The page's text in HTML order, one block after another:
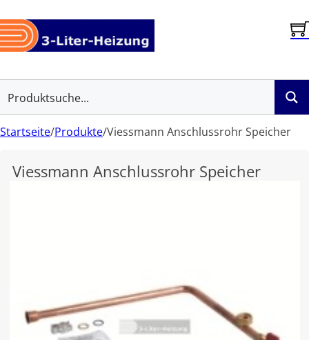
Startseite/Produkte/Viessmann Anschlussrohr Speicher
Viessmann Anschlussrohr Speicher